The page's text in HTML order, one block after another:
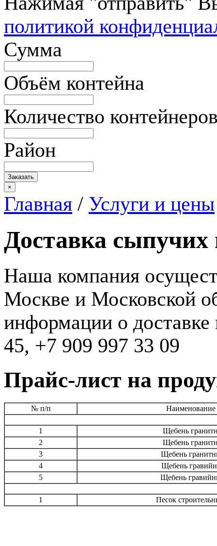
политикой
Сумма
Объём контейна
Количество
Район
×
Главная / Услуги и цены
Доставка сыпучих
Наша компания
Москве и Московской
информации о доставке
45, +7 909 997 33 09
Прайс-лист на
№ п/п
1
Щебень
2
Щебень
3
Щебень
4
Щебень
5
Щебень
1 Песок